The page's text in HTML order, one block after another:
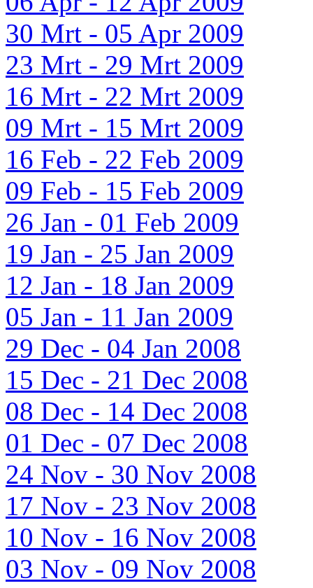
30 Mrt - 05 Apr 2009
23 Mrt - 29 Mrt 2009
16 Mrt - 22 Mrt 2009
09 Mrt - 15 Mrt 2009
16 Feb - 22 Feb 2009
09 Feb - 15 Feb 2009
26 Jan - 01 Feb 2009
19 Jan - 25 Jan 2009
12 Jan - 18 Jan 2009
05 Jan - 11 Jan 2009
29 Dec - 04 Jan 2008
15 Dec - 21 Dec 2008
08 Dec - 14 Dec 2008
01 Dec - 07 Dec 2008
24 Nov - 30 Nov 2008
17 Nov - 23 Nov 2008
10 Nov - 16 Nov 2008
03 Nov - 09 Nov 2008